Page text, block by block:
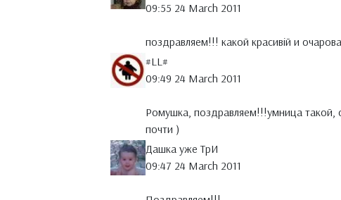
09:55 24 March 2011
поздравляем!!! какой красивій и
#LL#
09:49 24 March 2011
Ромушка, поздравляем!!!умница такой,
почти )
Дашка уже ТрИ
09:47 24 March 2011